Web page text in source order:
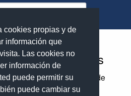
cookies propias y de
información que
Las cookies no
información de
puede permitir su
puede cambiar su
INV...
Medusa Invitados
es una red inalámbrica de
pertenecientes al